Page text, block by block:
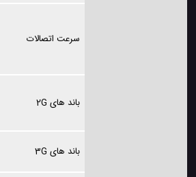
سرعت اتصالات
باند های 2G
باند های 3G